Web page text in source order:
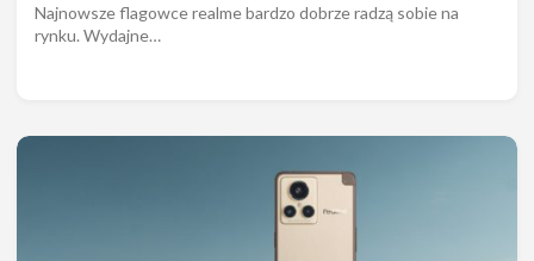
Najnowsze flagowce realme bardzo dobrze radzą sobie na
rynku. Wydajne…